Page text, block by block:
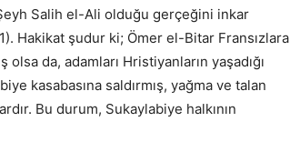
Salih el-Ali olduğu gerçeğini inkar
Hakikat şudur ki; Ömer el-Bitar Fransızlara
olsa da, adamları Hristiyanların yaşadığı
kasabasına saldırmış, yağma ve talan
Bu durum, Sukaylabiye halkının